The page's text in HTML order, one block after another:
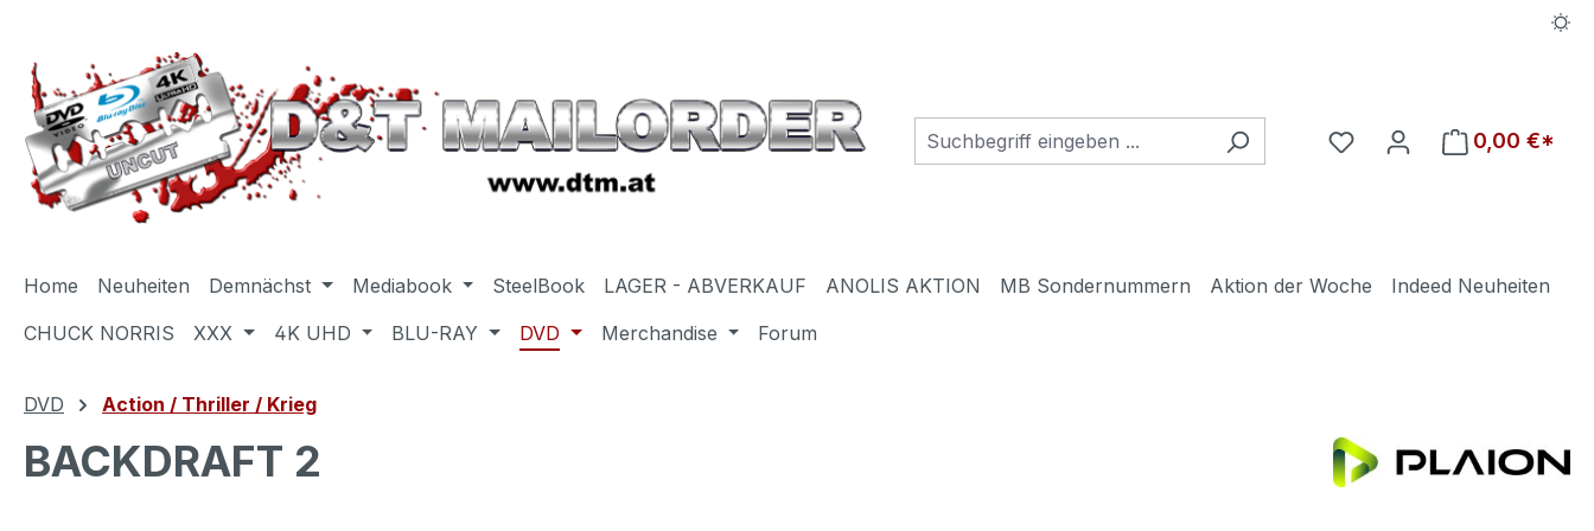
Du hast 0 Produkte auf
0,00 €*
Home Neuheiten Demnächst Mediabook SteelBook LAGER - ABVERKAUF ANOLIS AKTION MB Sondernummern Aktion der Woche
Indeed Neuheiten
CHUCK NORRIS
XXX 4K UHD BLU-RAY DVD Merchandise Forum
DVD Action / Thriller / Krieg
BACKDRAFT 2